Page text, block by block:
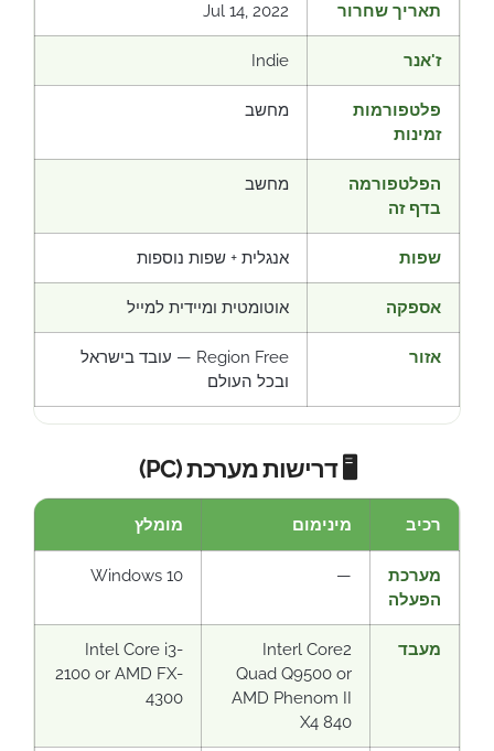
תאריך שחרור Jul 14, 2022
ז'אנר Indie
פלטפורמות
זמינות
מחשב
הפלטפורמה
בדף זה
מחשב
שפות אנגלית + שפות נוספות
אספקה אוטומטית ומיידית למייל
אזור
Region Free — עובד בישראל
ובכל העולם
🖥️ דרישות מערכת (PC)
רכיב מינימום מומלץ
מערכת
הפעלה
—
Windows 10
מעבד
Interl Core2
Quad Q9500 or
AMD Phenom II
X4 840
Intel Core i3-
2100 or AMD FX-
4300